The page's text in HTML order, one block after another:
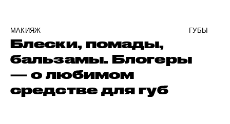
МАКИЯЖ ГУБЫ
Блески, помады,
бальзамы. Блогеры
— о любимом
средстве для губ